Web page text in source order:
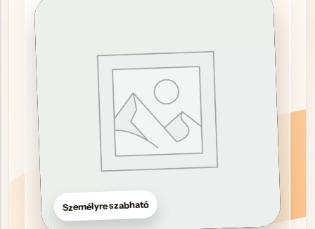
Személyre szabható
Hűtőmágnes, Kitűző
Plüss
Sapka
Egyedi céges ajándékok
Egyéb ajándék ötletek